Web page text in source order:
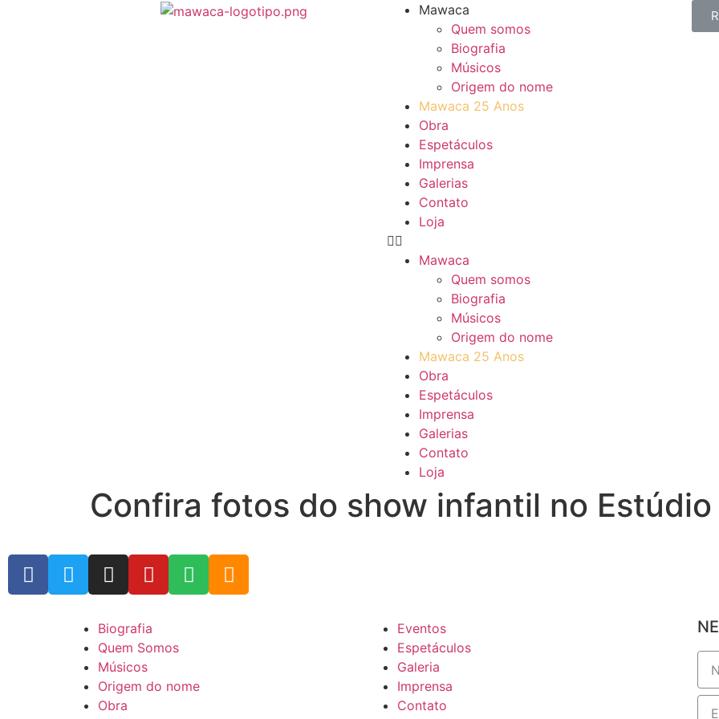
Mawaca
Quem somos
Biografia
Músicos
Origem do nome
Mawaca 25 Anos
Obra
Espetáculos
Imprensa
Galerias
Contato
Loja
Mawaca
Quem somos
Biografia
Músicos
Origem do nome
Mawaca 25 Anos
Obra
Espetáculos
Imprensa
Galerias
Contato
Loja
Confira fotos do show infantil no
Biografia
Quem Somos
Músicos
Origem do nome
Obra
Eventos
Espetáculos
Galeria
Imprensa
Contato